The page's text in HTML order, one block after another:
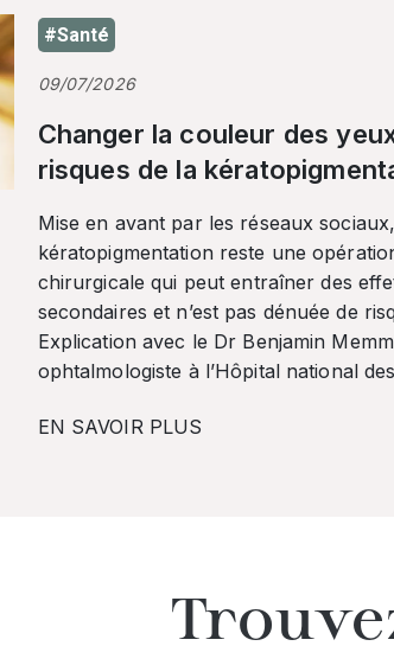
#Santé
09/07/2026
Changer la couleur des
risques de la
Mise en avant par les réseaux
kératopigmentation reste une
chirurgicale qui peut entraîner des
secondaires et n’est pas dénuée de
Explication avec le Dr Benjamin
ophtalmologiste à l’Hôpital national
EN SAVOIR PLUS